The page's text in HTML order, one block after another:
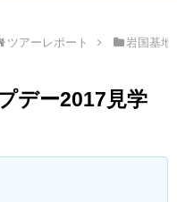
ツアーレポート 岩国基地
デー2017見学